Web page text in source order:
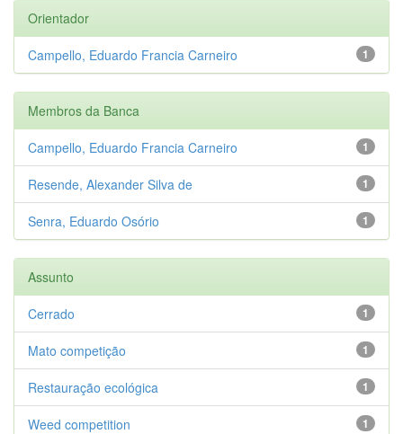
Orientador
1
Campello, Eduardo Francia Carneiro
Membros da Banca
1
Campello, Eduardo Francia Carneiro
1
Resende, Alexander Silva de
1
Senra, Eduardo Osório
Assunto
1
Cerrado
1
Mato competição
1
Restauração ecológica
1
Weed competition